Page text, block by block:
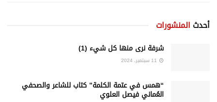
أحدث المنشورات
شرفة نرى منها كل شيء (1)
“همس في عتمة الكلمة” كتاب للشاعر والصحفي
العُماني فيصل العلوي